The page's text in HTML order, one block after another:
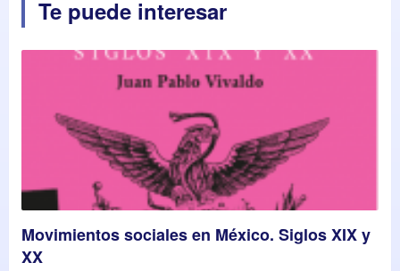
Te puede interesar
Movimientos sociales en México. Siglos XIX y
XX